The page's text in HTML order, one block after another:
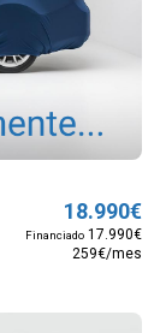
18.990€
Financiado 17.990€
259€/mes